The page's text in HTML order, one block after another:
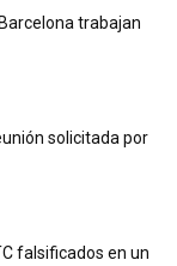
trabajan
solicitada por
falsificados en un